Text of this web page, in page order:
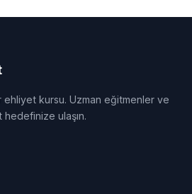
ehliyet kursu. Uzman eğitmenler ve
ulaşın.